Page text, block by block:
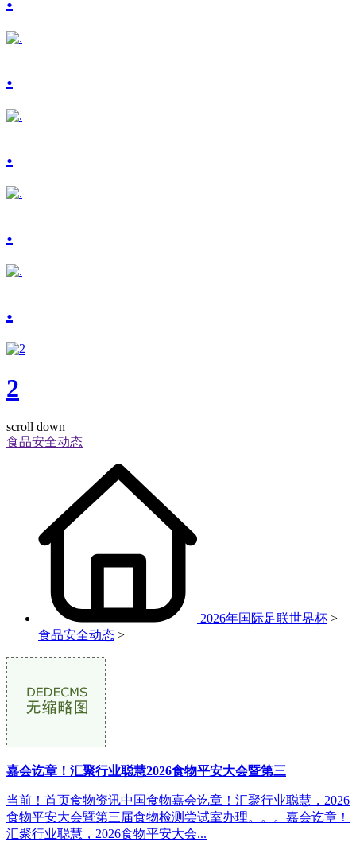
.
.
.
.
2
scroll down
食品安全动态
2026年国际足联世界杯 >
食品安全动态 >
嘉会讫章！汇聚行业聪慧2026食物平安大会暨第三
当前！首页食物资讯中国食物嘉会讫章！汇聚行业聪慧，2026
食物平安大会暨第三届食物检测尝试室办理。。。嘉会讫章！
汇聚行业聪慧，2026食物平安大会...